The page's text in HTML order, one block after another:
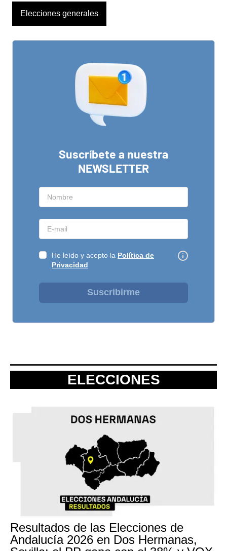
Elecciones generales
Suscríbete a nuestra
NEWSLETTER
He leído y acepto la Política de
Privacidad
Suscribirme
ELECCIONES
Resultados de las Elecciones de
Andalucía 2026 en Dos Hermanas,